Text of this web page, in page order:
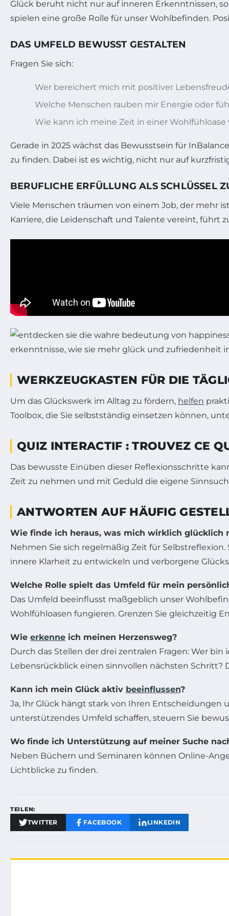
Glück beruht nicht nur auf inneren Erkenntnissen,
spielen eine große Rolle für unser Wohlbefinden.
DAS UMFELD BEWUSST GESTALTEN
Fragen Sie sich:
Wer bereichert mich mit positiver
Welche Menschen rauben mir Energie oder
Wie kann ich meine Zeit in einer
Gerade in 2025 wächst das Bewusstsein für
zu finden. Dabei ist es wichtig, nicht nur auf
BERUFLICHE ERFÜLLUNG ALS SCHLÜSSEL
Viele Menschen träumen von einem Job, der mehr
Karriere, die Leidenschaft und Talente vereint, führt
WERKZEUGKASTEN FÜR DIE
Um das Glückswerk im Alltag zu fördern, helfen
Toolbox, die Sie selbstständig einsetzen können,
QUIZ INTERACTIF : TROUVEZ CE
Das bewusste Einüben dieser Reflexionsschritte
Zeit zu nehmen und mit Geduld die eigene
ANTWORTEN AUF HÄUFIG
Wie finde ich heraus, was mich wirklich glücklich
Nehmen Sie sich regelmäßig Zeit für
innere Klarheit zu entwickeln und verborgene
Welche Rolle spielt das Umfeld für mein
Das Umfeld beeinflusst maßgeblich unser
Wohlfühloasen fungieren. Grenzen Sie gleichzeitig
Wie erkenne ich meinen Herzensweg?
Durch das Stellen der drei zentralen Fragen: Wer
Lebensrückblick einen sinnvollen nächsten Schritt?
Kann ich mein Glück aktiv beeinflussen?
Ja, Ihr Glück hängt stark von Ihren Entscheidungen
unterstützendes Umfeld schaffen, steuern Sie
Wo finde ich Unterstützung auf meiner Suche
Neben Büchern und Seminaren können Online-
Lichtblicke zu finden.
TEILEN:
TWITTER FACEBOOK LINKEDIN